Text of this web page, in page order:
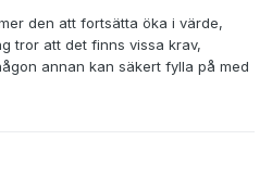
den att fortsätta öka i värde,
tror att det finns vissa krav,
annan kan säkert fylla på med